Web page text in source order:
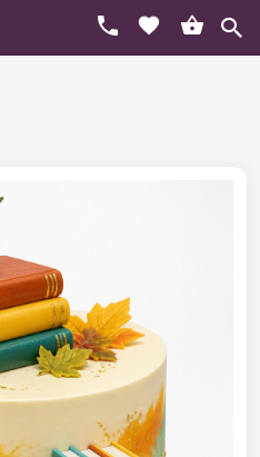
праздники
(фото)